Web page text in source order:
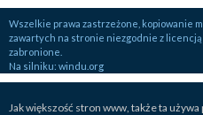
Wszelkie prawa zastrzeżone, kopiowanie
zawartych na stronie niezgodnie z
zabronione.
Na silniku: windu.org
Jak większość stron www, także ta